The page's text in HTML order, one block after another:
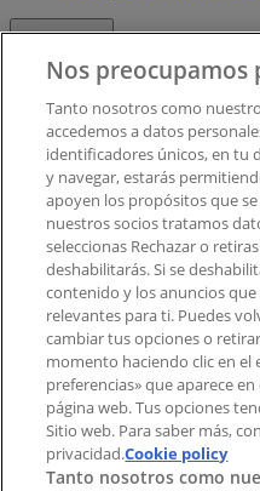
Contacto comercial y
Tienda mal colocada
Notificar un folleto
¿Encontraste un
aplicación?
Índices
Marcas
Marcas locales
Negocios
Negocios cercanos
Nos preocupamos
Tanto nosotros como
accedemos a datos
identificadores únicos, en tu
y navegar, estarás
apoyen los propósitos que
nuestros socios tratamos
seleccionas Rechazar o
deshabilitarás. Si se
contenido y los anuncios
relevantes para ti. Puedes
cambiar tus opciones o
momento haciendo clic en el
preferencias» que aparece
página web. Tus opciones
Sitio web. Para saber más,
privacidad.Cookie policy
Tanto nosotros como